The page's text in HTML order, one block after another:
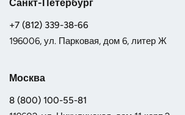
Санкт-Петербург
+7 (812) 339-38-66
196006, ул. Парковая, дом 6, литер Ж
Москва
8 (800) 100-55-81